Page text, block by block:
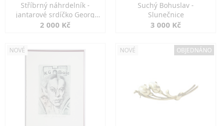
Stříbrný náhrdelník -
jantarové srdíčko Georg
Kramer
2 000 Kč
Suchý Bohuslav -
Slunečnice
3 000 Kč
NOVÉ NOVÉ OBJEDNÁNO